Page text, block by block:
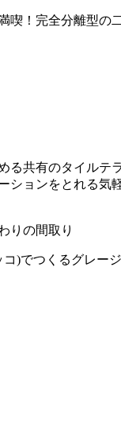
共有のタイルテ
ョンをとれる気
りの間取り
)でつくるグレー